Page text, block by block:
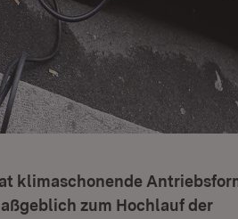
klimaschonende
zum Hochlauf der